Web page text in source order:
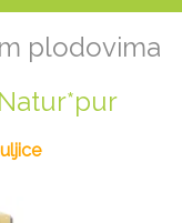
plodovima